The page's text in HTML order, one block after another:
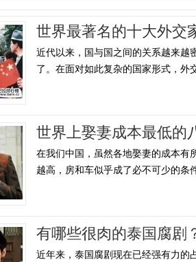
世界最著名的十大外交
近代以来，国与国之间的关系越来越
了。在面对如此复杂的国家形式，外
世界上娶妻成本最低的
在我们中国，虽然各地娶妻的成本有
越高，房和车似乎成了必不可少的条
有哪些很肉的泰国腐剧
近年来，泰国腐剧现在已经强有力的